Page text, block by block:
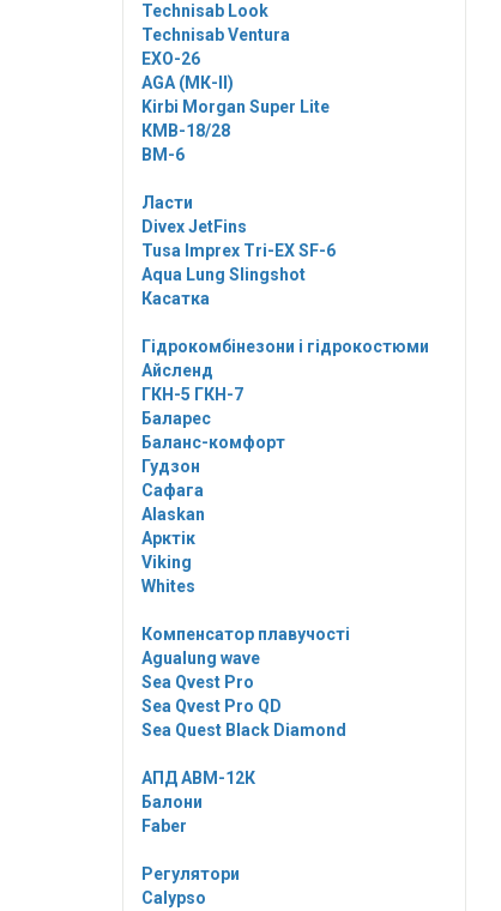
Technisab Look
Technisab Ventura
EXO-26
AGA (МК-II)
Kirbi Morgan Super Lite
КМВ-18/28
ВМ-6
Ласти
Divex JetFins
Tusa Imprex Tri-EX SF-6
Aqua Lung Slingshot
Касатка
Гідрокомбінезони і гідрокостюми
Айсленд
ГКН-5 ГКН-7
Баларес
Баланс-комфорт
Гудзон
Сафага
Alaskan
Арктік
Viking
Whites
Компенсатор плавучості
Agualung wave
Sea Qvest Pro
Sea Qvest Pro QD
Sea Quest Black Diamond
АПД АВМ-12К
Балони
Faber
Регулятори
Calypso